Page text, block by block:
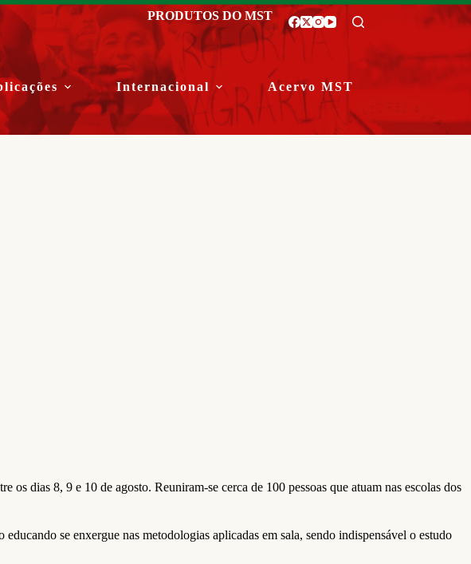
PRODUTOS DO MST
Internacional Acervo MST
dias 8, 9 e 10 de agosto. Reuniram-se cerca de 100 pessoas que atuam nas escolas dos
se enxergue nas metodologias aplicadas em sala, sendo indispensável o estudo